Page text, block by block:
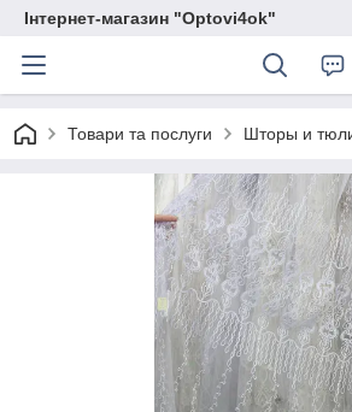
Інтернет-магазин "Optovi4ok"
Товари та послуги Шторы и